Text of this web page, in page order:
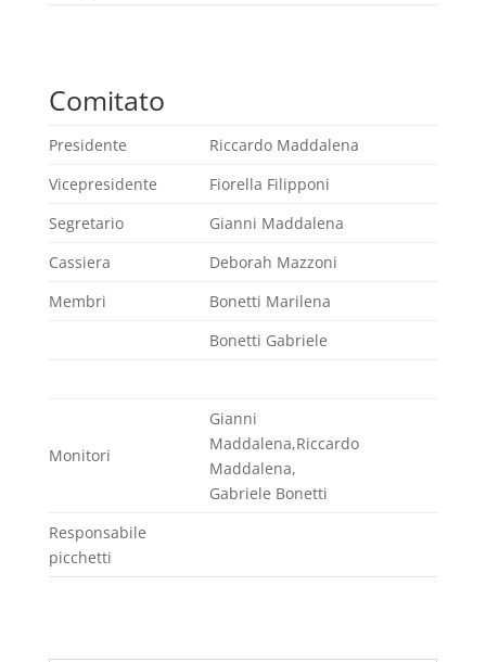
Comitato
Presidente
Riccardo Maddalena
Vicepresidente
Fiorella Filipponi
Segretario
Gianni Maddalena
Cassiera
Deborah Mazzoni
Membri
Bonetti Marilena
Bonetti Gabriele
Monitori
Gianni
Maddalena,Riccardo
Maddalena,
Gabriele Bonetti
Responsabile
picchetti